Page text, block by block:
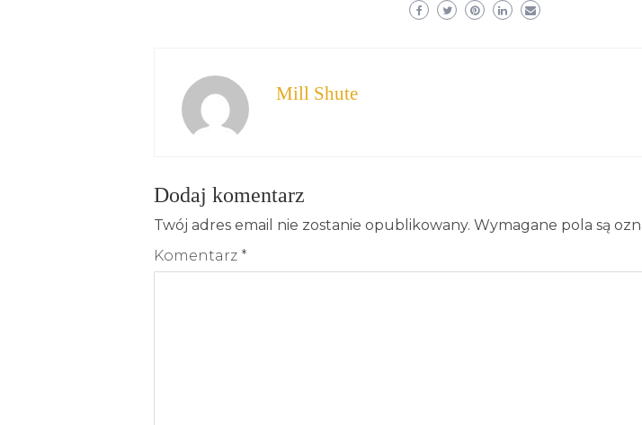
Mill Shute
Dodaj komentarz
Twój adres email nie zostanie opublikowany. Wymagane pola są
Komentarz *